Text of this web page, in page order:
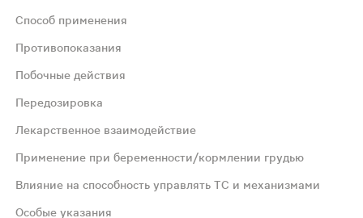
начальной стадии ангины, стоматита,
Способ применения
Противопоказания
Побочные действия
Передозировка
Лекарственное взаимодействие
Применение при беременности/кормлении грудью
Влияние на способность управлять ТС и механизмами
Особые указания